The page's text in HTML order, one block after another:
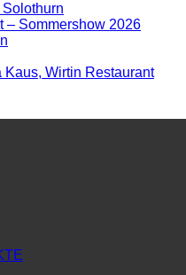
– Sommershow 2026
Wirtin Restaurant